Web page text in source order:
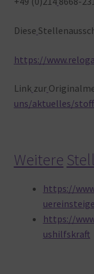
Diese
https://
Link zur
uns/aktuelles/
Weitere
https://
https://
ushilfskraft